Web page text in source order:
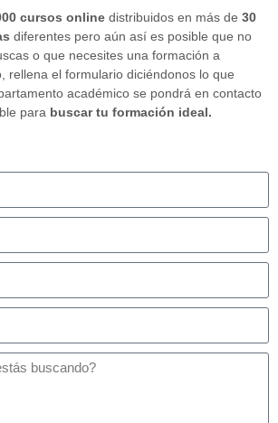
cursos online distribuidos en más de 30
diferentes pero aún así es posible que no
o que necesites una formación a
rellena el formulario diciéndonos lo que
académico se pondrá en contacto
para buscar tu formación ideal.